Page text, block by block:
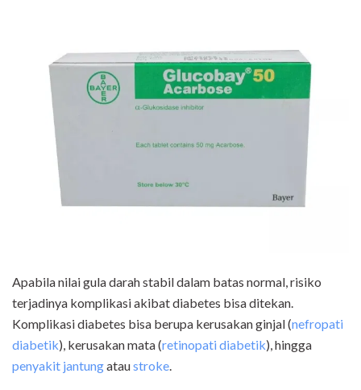
Apabila nilai gula darah stabil dalam batas normal, risiko
terjadinya komplikasi akibat diabetes bisa ditekan.
Komplikasi diabetes bisa berupa kerusakan ginjal (nefropati
diabetik), kerusakan mata (retinopati diabetik), hingga
penyakit jantungataustroke.